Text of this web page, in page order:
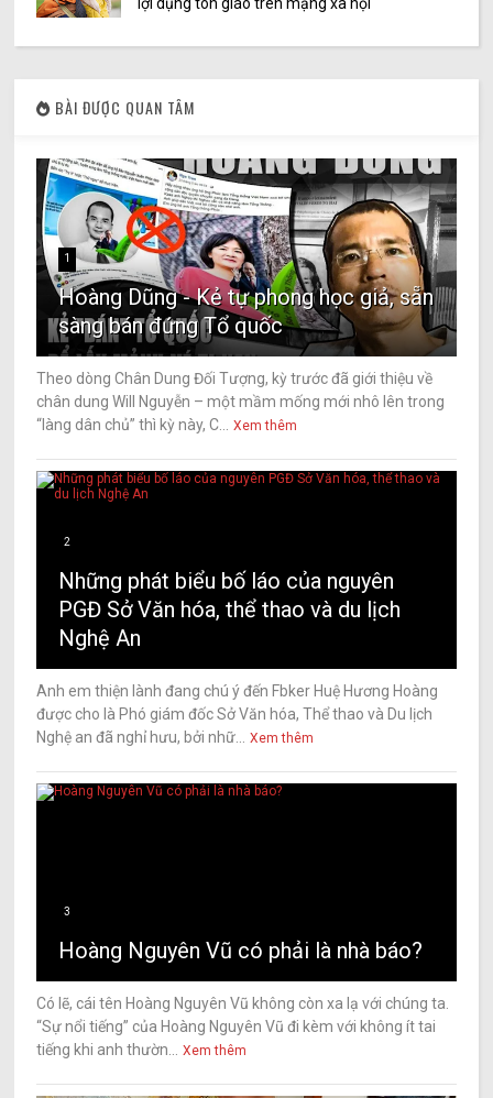
lợi dụng tôn giáo trên mạng xã hội
BÀI ĐƯỢC QUAN TÂM
1
Hoàng Dũng - Kẻ tự phong học giả, sẵn
sàng bán đứng Tổ quốc
Theo dòng Chân Dung Đối Tượng, kỳ trước đã giới thiệu về
chân dung Will Nguyễn – một mầm mống mới nhô lên trong
“làng dân chủ” thì kỳ này, C... Xem thêm
2
Những phát biểu bố láo của nguyên
PGĐ Sở Văn hóa, thể thao và du lịch
Nghệ An
Anh em thiện lành đang chú ý đến Fbker Huệ Hương Hoàng
được cho là Phó giám đốc Sở Văn hóa, Thể thao và Du lịch
Nghệ an đã nghỉ hưu, bởi nhữ... Xem thêm
3
Hoàng Nguyên Vũ có phải là nhà báo?
Có lẽ, cái tên Hoàng Nguyên Vũ không còn xa lạ với chúng ta.
“Sự nổi tiếng” của Hoàng Nguyên Vũ đi kèm với không ít tai
tiếng khi anh thườn... Xem thêm